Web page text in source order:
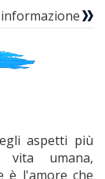
aspetti più
vita umana,
è l'amore che